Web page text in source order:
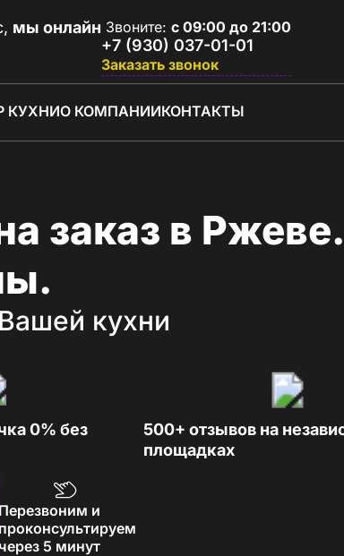
мы онлайн Звоните: с 09:00 до 21:00
+7 (930) 037-01-01
Заказать звонок
КУХНИО КОМПАНИИКОНТАКТЫ
заказ в
кухни
0% без
500+ отзывов на
площадках
Перезвоним и
проконсультируем
через 5 минут